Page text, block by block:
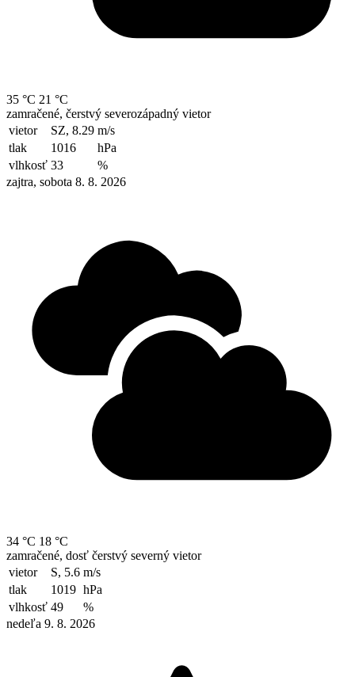
35 °C 21 °C
zamračené, čerstvý severozápadný vietor
vietor
SZ, 8.29 m/s
tlak
1016
hPa
vlhkosť 33
%
zajtra, sobota 8. 8. 2026
34 °C 18 °C
zamračené, dosť čerstvý severný vietor
vietor
S, 5.6 m/s
tlak
1019 hPa
vlhkosť 49
%
nedeľa 9. 8. 2026